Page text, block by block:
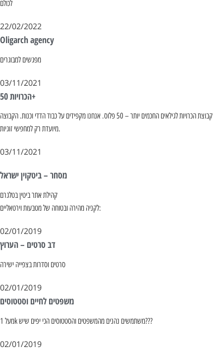
לכולם
22/02/2022
Oligarch agency
מפגשים למבוגרים
03/11/2021
הכרויות 50+
קבוצת הכרויות לגילאים החכמים יותר – 50 פלוס. אנחנו מקפידים על כבוד הדדי וכנות. הקבוצה
מיועדת רק למחפשי זוגיות.
03/11/2021
מסחר – ביטקוין ישראל
קהילת אתר ביטין בטלגרם
לקניה מהירה ובטוחה של מטבעות וירטאליים:
02/01/2019
דב סרטים – הערוץ
סרטים וסדרות בצפייה ישירה
02/01/2019
משפטים לחיים וסטטוסים
מעל 1k משתמשים נהנים מהמשפטים והסטטוסים הכי יפים שיש???
02/01/2019